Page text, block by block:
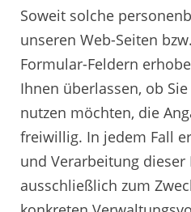
Soweit solche
unseren Web-Seiten
Formular-Feldern
Ihnen überlassen, ob
nutzen möchten, die
freiwillig. In jedem Fall
und Verarbeitung dieser
ausschließlich zum